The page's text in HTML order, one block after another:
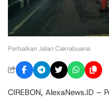
Perbaikan Jalan Cakrabuana
CIREBON, AlexaNews.ID –